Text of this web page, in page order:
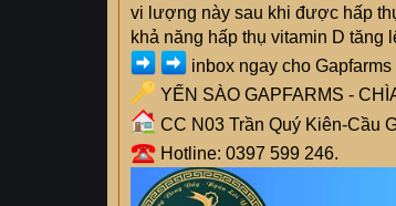
vi lượng này sau khi được hấp
khả năng hấp thụ vitamin D tăng
inbox ngay cho
YẾN SÀO GAPFARMS -
CC N03 Trần Quý Kiên-Cầu
Hotline: 0397 599 246.